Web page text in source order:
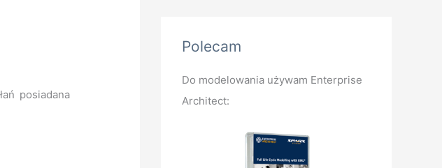
posiadana
Polecam
Do modelowania używam Enterprise
Architect: